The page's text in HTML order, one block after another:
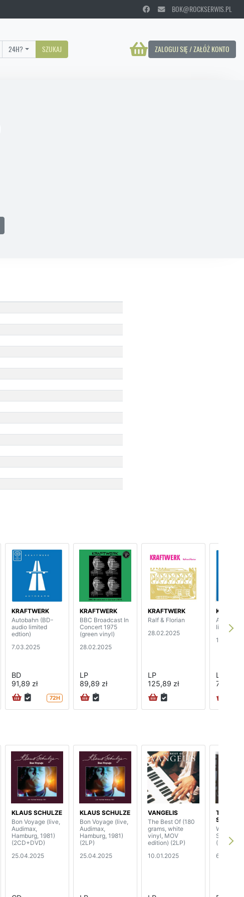
BOK@ROCKSERWIS.PL
ZALOGUJ SIĘ / ZAŁÓŻ KONTO
24H? SZUKAJ
KRAFTWERK
Autobahn (BD-
audio limited
edtion)
7.03.2025
BD
91,89 zł
72H
KRAFTWERK
BBC Broadcast In
Concert 1975
(green vinyl)
28.02.2025
LP
89,89 zł
KRAFTWERK
Ralf & Florian
28.02.2025
LP
125,89 zł
Autobahn
limited
LP
77,89 zł
KLAUS SCHULZE
Bon Voyage (live,
Audimax,
Hamburg, 1981)
(2CD+DVD)
25.04.2025
KLAUS SCHULZE
Bon Voyage (live,
Audimax,
Hamburg, 1981)
(2LP)
25.04.2025
VANGELIS
The Best Of (180
grams, white
vinyl, MOV
edition) (2LP)
10.01.2025
THE
STONES
Welcome
(Uhd66-
6.12.2024